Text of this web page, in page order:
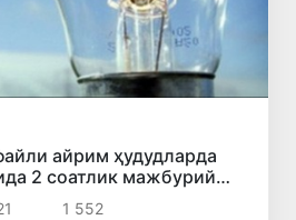
айрим ҳудудларда
2 соатлик мажбурий
1 552